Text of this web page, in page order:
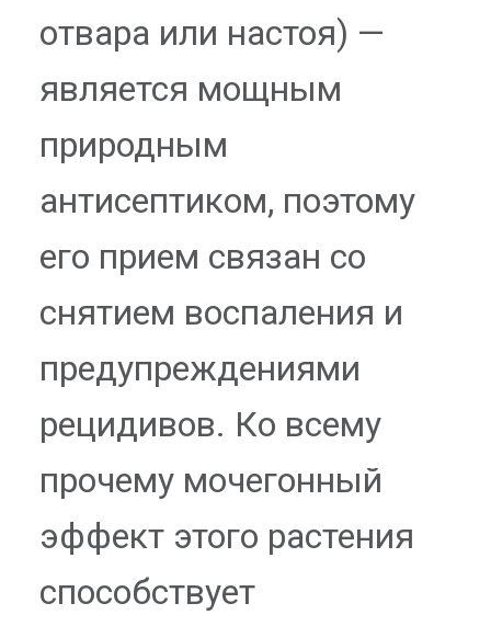
отвара или настоя) —
является мощным
природным
антисептиком, поэтому
его прием связан со
снятием воспаления и
предупреждениями
рецидивов. Ко всему
прочему мочегонный
эффект этого растения
способствует